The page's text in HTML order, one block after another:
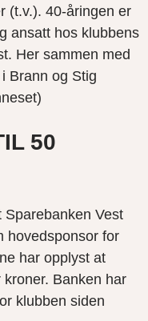
(t.v.). 40-åringen er
ansatt hos klubbens
Her sammen med
Brann og Stig
50
Sparebanken Vest
hovedsponsor for
har opplyst at
Banken har
klubben siden